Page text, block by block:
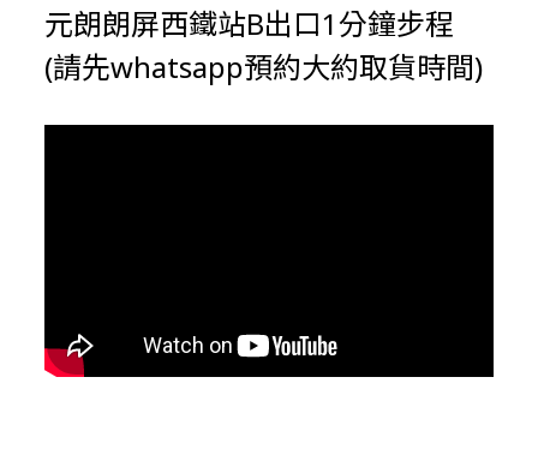
元朗朗屏西鐵站B出口1分鐘步程
(請先whatsapp預約大約取貨時間)